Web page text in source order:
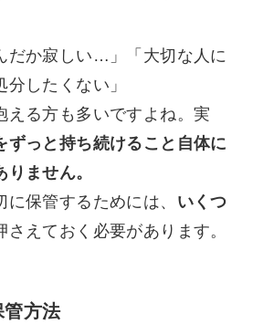
だか寂しい…」「大切な人に
したくない」
える方も多いですよね。実
ずっと持ち続けること自体に
ません。
保管するためには、 いくつ
さえておく必要があります。
管方法